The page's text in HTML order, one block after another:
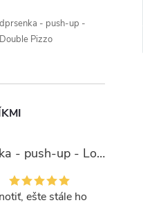
- push-up -
Pizzo
Dámska podprsenka - push-up - Lormar Miranda
ešte stále ho